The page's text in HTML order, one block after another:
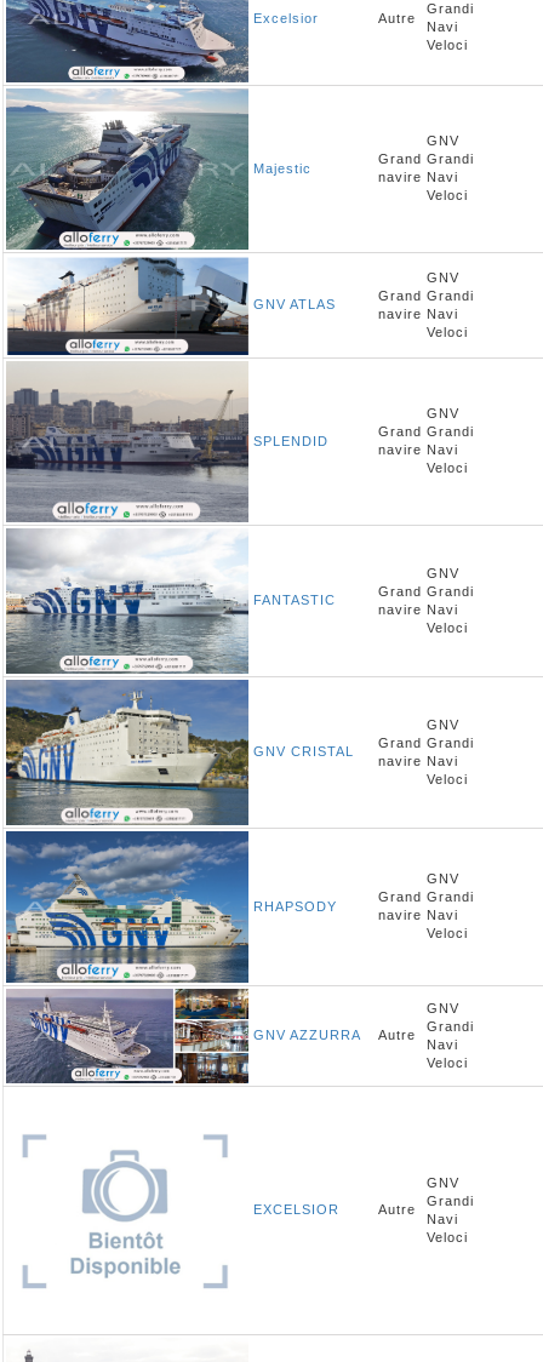
Excelsior Autre
Grandi
Navi
Veloci
Majestic
Grand
navire
GNV
Grandi
Navi
Veloci
GNV ATLAS
Grand
navire
GNV
Grandi
Navi
Veloci
SPLENDID
Grand
navire
GNV
Grandi
Navi
Veloci
FANTASTIC
Grand
navire
GNV
Grandi
Navi
Veloci
GNV CRISTAL
Grand
navire
GNV
Grandi
Navi
Veloci
RHAPSODY
Grand
navire
GNV
Grandi
Navi
Veloci
GNV AZZURRA Autre
GNV
Grandi
Navi
Veloci
EXCELSIOR Autre
GNV
Grandi
Navi
Veloci